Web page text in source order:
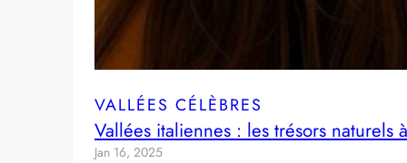
VALLÉES CÉLÈBRES
Vallées italiennes : les trésors
Jan 16, 2025